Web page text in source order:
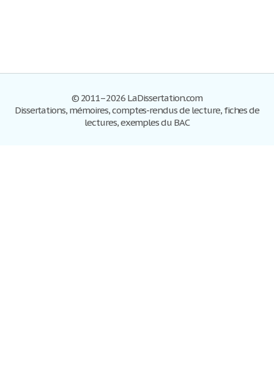
© 2011–2026 LaDissertation.com
Dissertations, mémoires, comptes-rendus de lecture, fiches de
lectures, exemples du BAC